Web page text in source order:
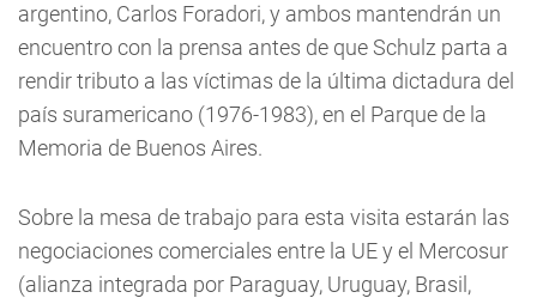
argentino, Carlos Foradori, y ambos mantendrán un
encuentro con la prensa antes de que Schulz parta a
rendir tributo a las víctimas de la última dictadura del
país suramericano (1976-1983), en el Parque de la
Memoria de Buenos Aires.
Sobre la mesa de trabajo para esta visita estarán las
negociaciones comerciales entre la UE y el Mercosur
(alianza integrada por Paraguay, Uruguay, Brasil,